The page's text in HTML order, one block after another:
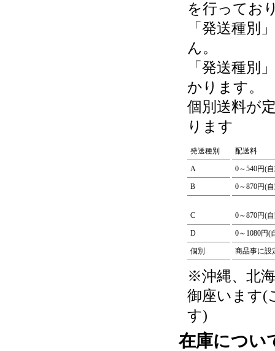
を行ってお
「発送種別
ん。
「発送種別
かります。
個別送料が
ります
発送種別 配送料
A 0～540円(
B 0～870円(
C 0～870円(
D 0～1080円(
個別 商品事に設
※沖縄、北
御座います(
す)
在庫につい